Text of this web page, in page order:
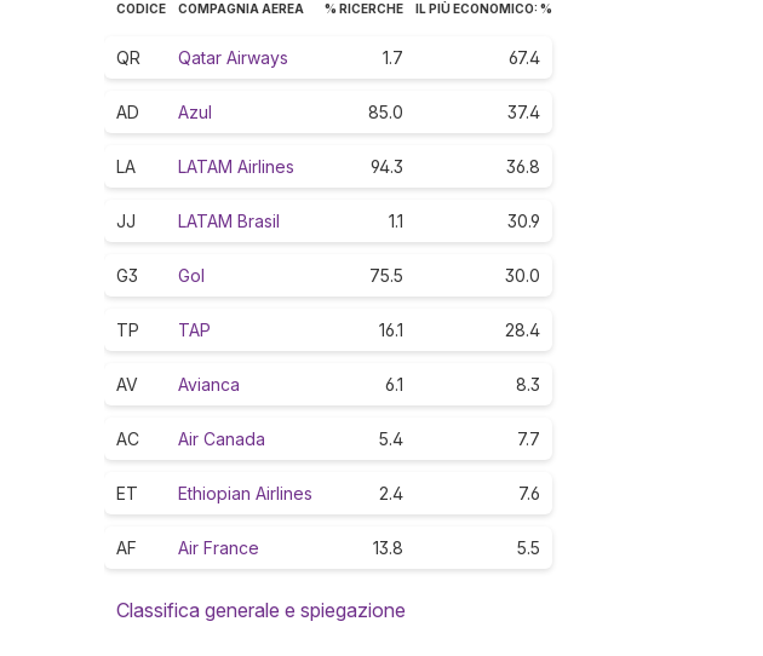
CODICE COMPAGNIA AEREA % RICERCHE IL PIÙ ECONOMICO: %
QR Qatar Airways 1.7 67.4
AD Azul 85.0 37.4
LA LATAM Airlines 94.3 36.8
JJ LATAM Brasil 1.1 30.9
G3 Gol 75.5 30.0
TP TAP 16.1 28.4
AV Avianca 6.1 8.3
AC Air Canada 5.4 7.7
ET Ethiopian Airlines 2.4 7.6
AF Air France 13.8 5.5
Classifica generale e spiegazione